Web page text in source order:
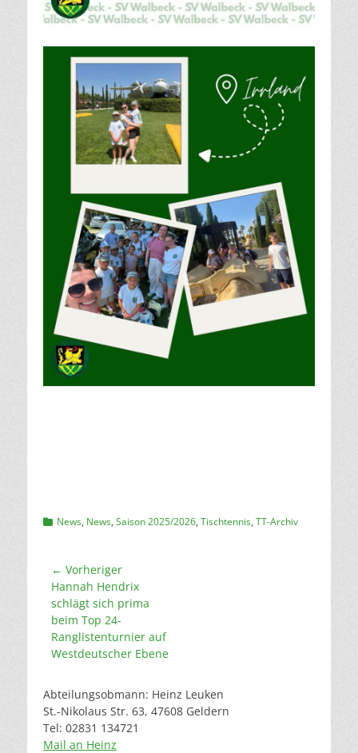
Kategorien
News, News, Saison 2025/2026, Tischtennis, TT-Archiv
Beitragsnavigation
← Vorheriger
Vorheriger
Beitrag:
Hannah Hendrix
schlägt sich prima
beim Top 24-
Ranglistenturnier auf
Westdeutscher Ebene
Abteilungsobmann: Heinz Leuken
St.-Nikolaus Str. 63, 47608 Geldern
Tel: 02831 134721
Mail an Heinz